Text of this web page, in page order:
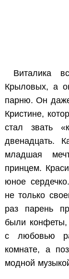
Виталика
Крыловых, а
парню. Он
Кристине,
стал звать
двенадцать.
младшая
принцем.
юное
не только
раз парень
были конфеты,
с любовью
комнате, а
модной